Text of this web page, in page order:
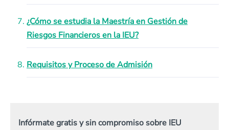
¿Cómo se estudia la Maestría en Gestión de
Riesgos Financieros en la IEU?
Requisitos y Proceso de Admisión
Infórmate gratis y sin compromiso sobre IEU